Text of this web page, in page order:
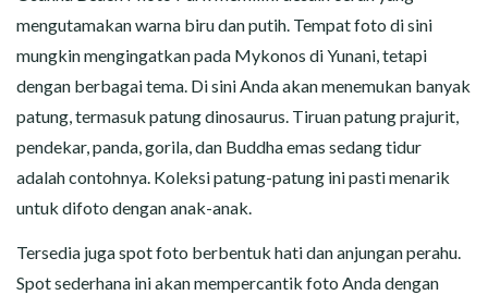
mengutamakan warna biru dan putih. Tempat foto di sini
mungkin mengingatkan pada Mykonos di Yunani, tetapi
dengan berbagai tema. Di sini Anda akan menemukan banyak
patung, termasuk patung dinosaurus. Tiruan patung prajurit,
pendekar, panda, gorila, dan Buddha emas sedang tidur
adalah contohnya. Koleksi patung-patung ini pasti menarik
untuk difoto dengan anak-anak.
Tersedia juga spot foto berbentuk hati dan anjungan perahu.
Spot sederhana ini akan mempercantik foto Anda dengan